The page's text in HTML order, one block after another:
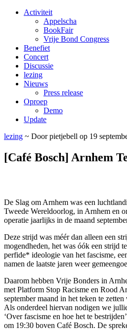
Activiteit
Appelscha
BookFair
Vrije Bond Congress
Benefiet
Concert
Discussie
lezing
Nieuws
Press release
Oproep
Demo
Update
lezing ~ Door pietjebell op 19
[Café Bosch] Arnhem
De Slag om Arnhem was een
Tweede Wereldoorlog, in Arnhem en
operatie jaarlijks in de maand
Deze strijd was méér dan alleen een
mogendheden, het was óók een strijd
perfide* ideologie van het fascisme,
namen de laatste jaren weer
Daarom hebben Vrije Bonders in
met Platform Stop Racisme en Rood
september maand in het teken te
Als onderdeel hiervan nodigen we
‘Over fascisme en hoe het te
om 19:30 boven Café Bosch. De